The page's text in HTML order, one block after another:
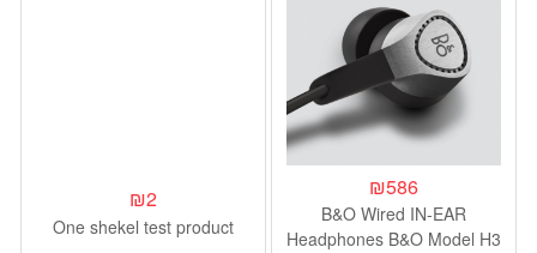
₪586
B&O Wired IN-EAR
Headphones B&O Model H3
₪2
One shekel test product